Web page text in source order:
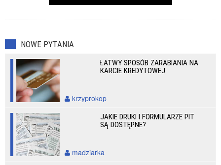
NOWE PYTANIA
ŁATWY SPOSÓB ZARABIANIA NA
KARCIE KREDYTOWEJ
krzyprokop
JAKIE DRUKI I FORMULARZE PIT
SĄ DOSTĘPNE?
madziarka